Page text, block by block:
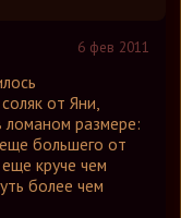
6 фев 2011
от Яни,
ломаном размере:
большего от
круче чем
более чем